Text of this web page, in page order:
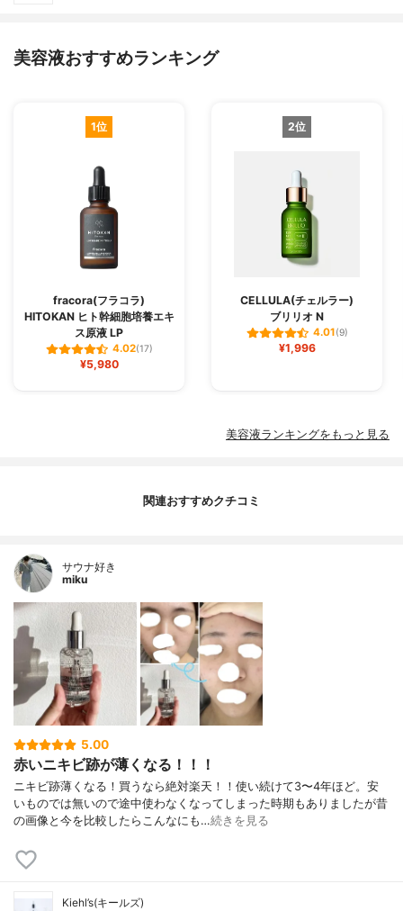
美容液おすすめランキング
1位
fracora(フラコラ)
HITOKAN ヒト幹細胞培養エキ
ス原液 LP
4.02(17)
¥5,980
2位
CELLULA(チェルラー)
ブリリオ N
4.01(9)
¥1,996
美容液ランキングをもっと見る
関連おすすめクチコミ
サウナ好き
miku
5.00
赤いニキビ跡が薄くなる！！！
ニキビ跡薄くなる！買うなら絶対楽天！！使い続けて3〜4年ほど。安
いものでは無いので途中使わなくなってしまった時期もありましたが昔
の画像と今を比較したらこんなにも…続きを見る
Kiehl’s(キールズ)